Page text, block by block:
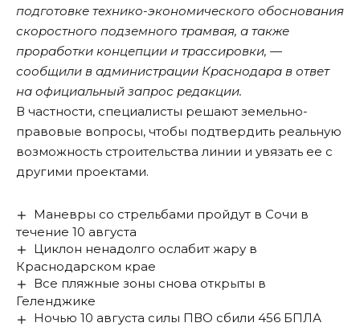
подготовке технико-экономического обоснования
скоростного подземного трамвая, а также
проработки концепции и трассировки, —
сообщили в администрации Краснодара в ответ
на официальный запрос редакции.
В частности, специалисты решают земельно-
правовые вопросы, чтобы подтвердить реальную
возможность строительства линии и увязать ее с
другими проектами.
Маневры со стрельбами пройдут в Сочи в
течение 10 августа
Циклон ненадолго ослабит жару в
Краснодарском крае
Все пляжные зоны снова открыты в
Геленджике
Ночью 10 августа силы ПВО сбили 456 БПЛА